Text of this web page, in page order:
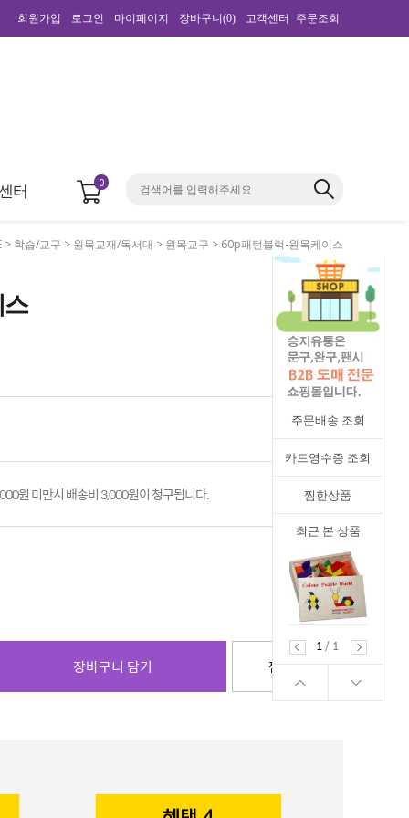
회원가입 로그인 마이페이지 장바구니(0) 고객센터 주문조회
터 0
주문배송 조회
카드영수증 조회
찜한상품
최근 본 상품
1
/ 1
> 학습/교구 > 원목교재/독서대 > 원목교구 > 60p패턴블럭-원목케이스
원 미만시 배송비 3,000원이 청구됩니다.
장바구니 담기 찜하기